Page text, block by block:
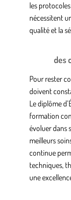
les
nécessitent
qualité et la
des
Pour rester
doivent
Lediplôme
formation
évoluer dans
meilleurs
continue
techniques,
une